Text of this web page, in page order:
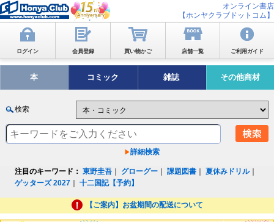
オンライン書店
【ホンヤクラブドットコム】
ログイン 会員登録 買い物かご 店舗一覧 ご利用ガイド
本 コミック 雑誌 その他商材
検索
詳細検索
注目のキーワード： 東野圭吾 グローグー ｜課題図書 ｜夏休みドリル｜
ゲッターズ 2027 ｜十二国記【予約】
【ご案内】お盆期間の配送について